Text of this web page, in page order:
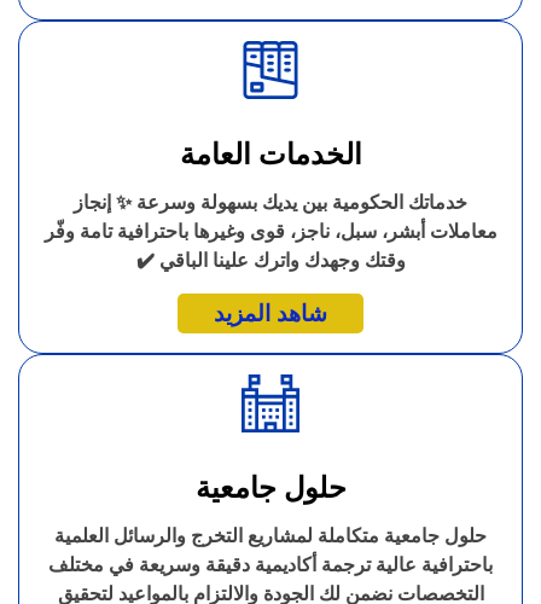
الخدمات العامة
خدماتك الحكومية بين يديك بسهولة وسرعة ✨ إنجاز
معاملات أبشر، سبل، ناجز، قوى وغيرها باحترافية تامة وفّر
وقتك وجهدك واترك علينا الباقي ✔️
شاهد المزيد
حلول جامعية
حلول جامعية متكاملة لمشاريع التخرج والرسائل العلمية
باحترافية عالية ترجمة أكاديمية دقيقة وسريعة في مختلف
التخصصات نضمن لك الجودة والالتزام بالمواعيد لتحقيق